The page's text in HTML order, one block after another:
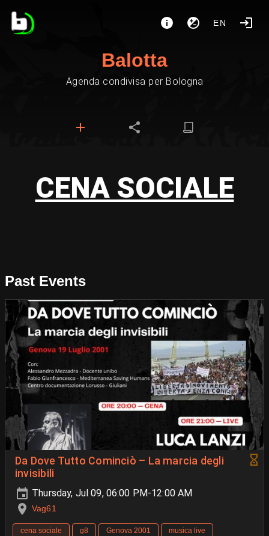
EN
Balotta
Agenda condivisa per Bologna
CENA SOCIALE
Past Events
Da Dove Tutto Cominciò – La marcia degli
invisibili
Thursday, Jul 09, 06:00 PM-12:00 AM
Vag61
cena sociale g8 Genova 2001 musica live